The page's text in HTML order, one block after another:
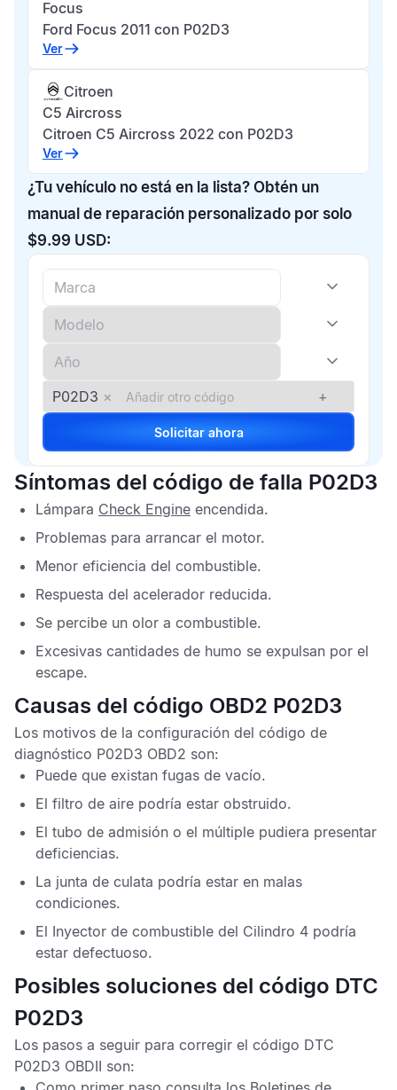
Focus
Ford Focus 2011 con P02D3
Ver
Citroen
C5 Aircross
Citroen C5 Aircross 2022 con P02D3
Ver
¿Tu vehículo no está en la lista? Obtén un
manual de reparación personalizado por solo
$9.99 USD:
P02D3 × +
Solicitar ahora
Síntomas del código de falla P02D3
Lámpara Check Engine encendida.
Problemas para arrancar el motor.
Menor eficiencia del combustible.
Respuesta del acelerador reducida.
Se percibe un olor a combustible.
Excesivas cantidades de humo se expulsan por el
escape.
Causas del código OBD2 P02D3
Los motivos de la configuración del código de
diagnóstico P02D3 OBD2 son:
Puede que existan fugas de vacío.
El filtro de aire podría estar obstruido.
El tubo de admisión o el múltiple pudiera presentar
deficiencias.
La junta de culata podría estar en malas
condiciones.
El Inyector de combustible del Cilindro 4 podría
estar defectuoso.
Posibles soluciones del código DTC
P02D3
Los pasos a seguir para corregir el código DTC
P02D3 OBDII son: